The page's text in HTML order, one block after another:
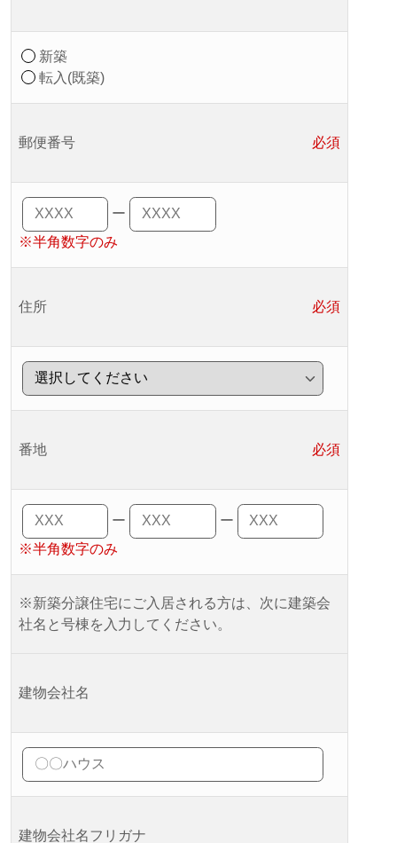
新築
転入(既築)
郵便番号 必須
ー
※半角数字のみ
住所 必須
番地 必須
ー
ー
※半角数字のみ
※新築分譲住宅にご入居される方は、次に建築会
社名と号棟を入力してください。
建物会社名
建物会社名フリガナ